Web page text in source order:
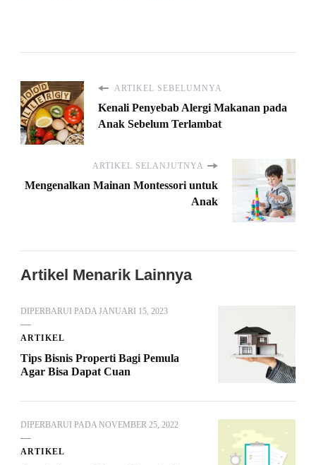
ARTIKEL SEBELUMNYA
Kenali Penyebab Alergi Makanan pada
Anak Sebelum Terlambat
ARTIKEL SELANJUTNYA
Mengenalkan Mainan Montessori untuk
Anak
Artikel Menarik Lainnya
DIPERBARUI PADA JANUARI 15, 2023
ARTIKEL
Tips Bisnis Properti Bagi Pemula
Agar Bisa Dapat Cuan
DIPERBARUI PADA NOVEMBER 25, 2022
ARTIKEL